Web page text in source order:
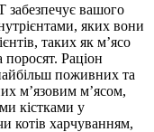
вашого
яких вони
таких як м’ясо
поросят. Раціон
поживних та
м’язовим м’ясом,
кістками у
котів харчуванням,